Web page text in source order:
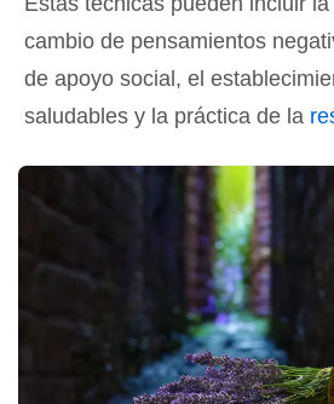
cambio de pensamientos
de apoyo social, el
saludables y la práctica de la